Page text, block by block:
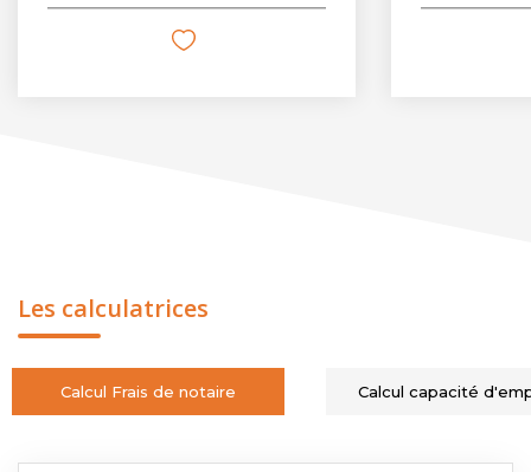
Les calculatrices
Calcul Frais de notaire Calcul capacité